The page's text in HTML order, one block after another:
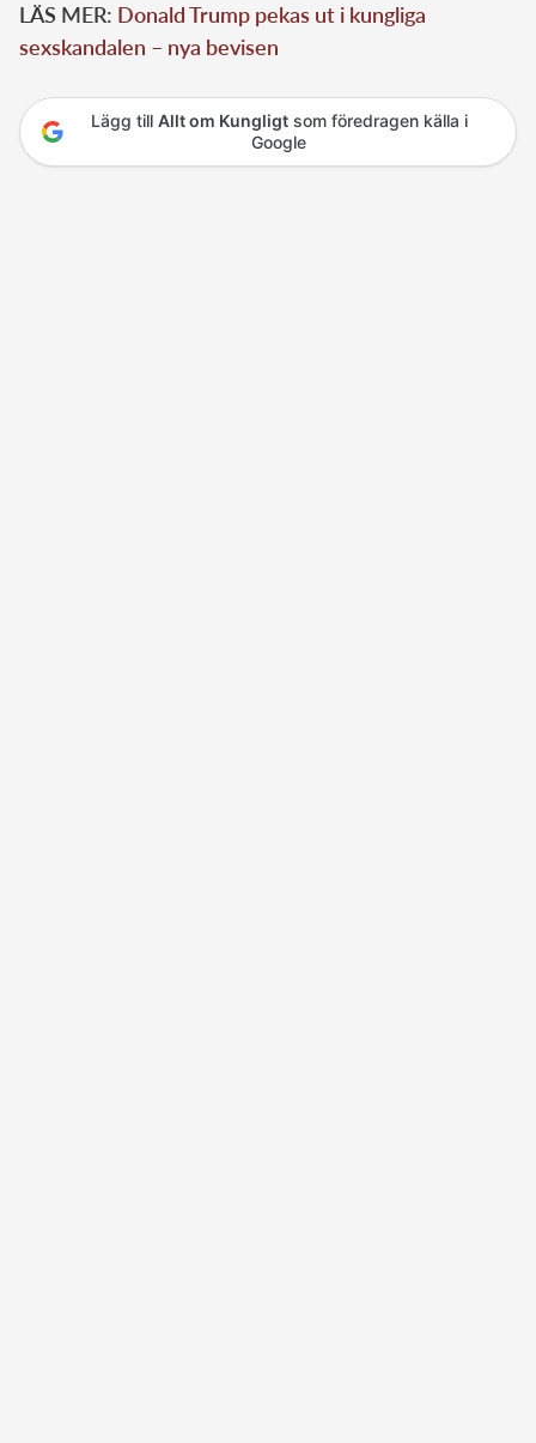
LÄS MER: Donald Trump pekas ut i kungliga
sexskandalen – nya bevisen
Lägg till Allt om Kungligtsom föredragen källa i
Google